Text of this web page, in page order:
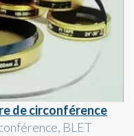
de circonférence
BLET